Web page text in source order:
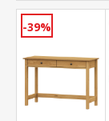
-39%